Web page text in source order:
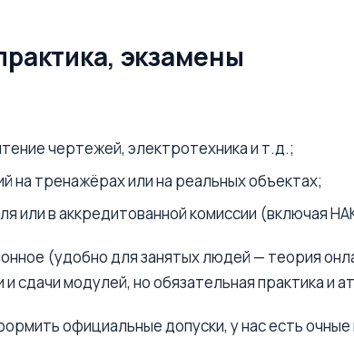
экзамены
чертежей, электротехника и т.д.;
на тренажёрах или на реальных объектах;
или в аккредитованной комиссии (включая
(удобно для занятых людей — теория
сдачи модулей, но обязательная практика и
официальные допуски, у нас есть